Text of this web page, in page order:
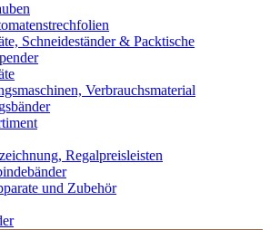
Schneideständer & Packtische
Verbrauchsmaterial
Regalpreisleisten
und Zubehör